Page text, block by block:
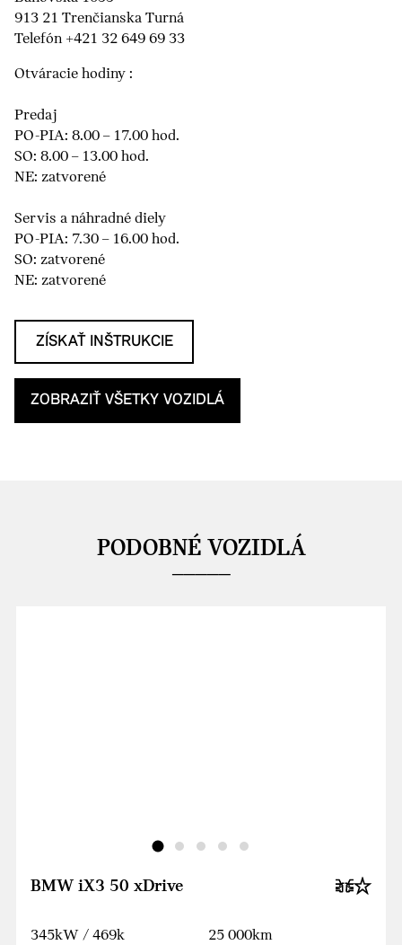
913 21 Trenčianska Turná
Telefón +421 32 649 69 33
Otváracie hodiny :
Predaj
PO-PIA: 8.00 – 17.00 hod.
SO: 8.00 – 13.00 hod.
NE: zatvorené
Servis a náhradné diely
PO-PIA: 7.30 – 16.00 hod.
SO: zatvorené
NE: zatvorené
ZÍSKAŤ INŠTRUKCIE
ZOBRAZIŤ VŠETKY VOZIDLÁ
PODOBNÉ VOZIDLÁ
BMW iX3 50 xDrive
345kW / 469k 25 000km